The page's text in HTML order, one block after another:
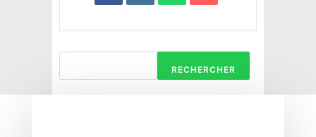
Longuesse
Marines
Montgeroult
Moussy
RECHERCHER